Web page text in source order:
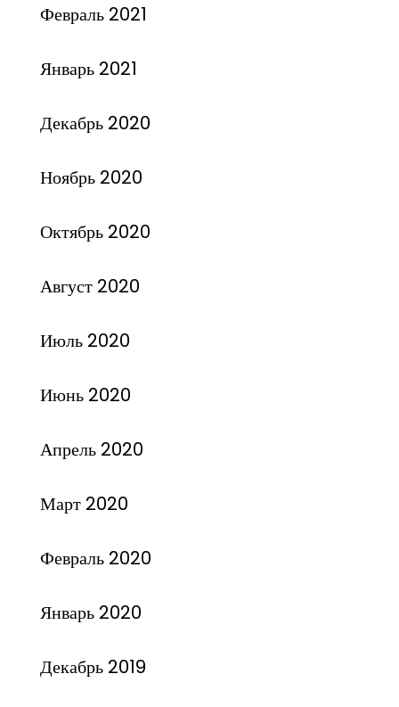
Февраль 2021
Январь 2021
Декабрь 2020
Ноябрь 2020
Октябрь 2020
Август 2020
Июль 2020
Июнь 2020
Апрель 2020
Март 2020
Февраль 2020
Январь 2020
Декабрь 2019